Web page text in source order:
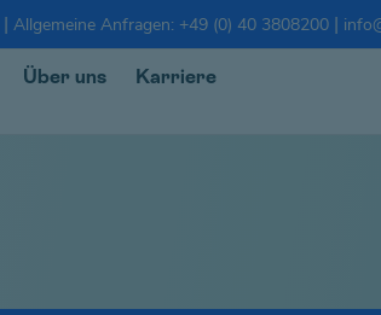
| Allgemeine Anfragen: +49 (0) 40 3808200 |
Über uns
Karriere